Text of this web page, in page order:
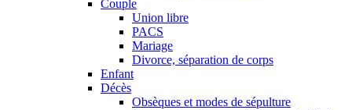
Couple
Union libre
PACS
Mariage
Divorce, séparation de corps
Enfant
Décès
Obsèques et modes de sépulture